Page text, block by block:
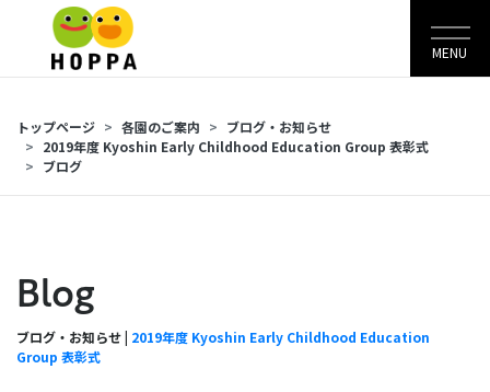
MENU
トップページ 各園のご案内
ブログ・お知らせ
2019年度 Kyoshin Early Childhood Education Group 表彰式
ブログ
Blog
ブログ・お知らせ | 2019年度 Kyoshin Early Childhood Education
Group 表彰式